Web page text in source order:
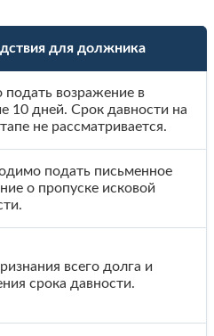
для должника
подать возражение в
10 дней. Срок давности на
не рассматривается.
подать письменное
о пропуске исковой
всего долга и
срока давности.